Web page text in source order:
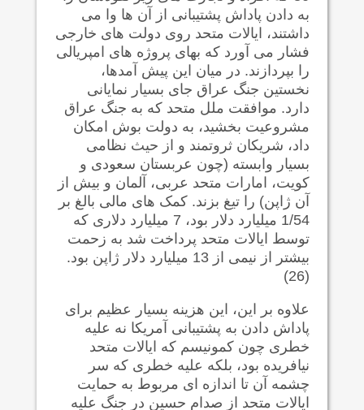
به دادن پاداش پشتیبانی از آن ها وا می
داشتند، ایالات متحد روی دولت های خارجی
فشار می آورد که بهای پروژه های امپریالی
را بپردازند. در میان این پیش آمدها،
نخستین جنگ عراق جای بسیار نمایانی
دارد. موافقت ملل متحد که به جنگ عراق
مشروعیت بخشید، به دولت بوش امکان
داد، شریکان ثروتمند و از حیث نظامی
بسیار وابسته (چون عربستان سعودی و
کویت، امارات متحد عربی، آلمان و بیش از
آن ژاپن) را تیغ بزند. کمک های مالی بالغ بر
1/54 میلیارد دلار بود، 7 میلیارد دلاری که
توسط ایالات متحد پرداخت شد به زحمت
بیشتر از نیمی از 13 میلیارد دلار ژاپن بود.
(26)
علاوه بر این، این هزینه بسیار عظیم برای
پاداش دادن به پشتیبانی آمریکا نه علیه
خطری چون کمونیسم که ایالات متحد
نیافریده بود، بلکه علیه خطری که سر
چشمه آن تا اندازه ای مربوط به حمایت
ایالات متحد از صدام حسین در جنگ علیه